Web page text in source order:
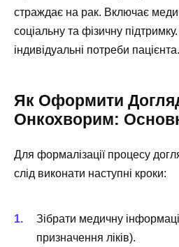
страждає на рак. Включає
соціальну та фізичну
індивідуальні потреби пацієнта.
Як Оформити
Онкохворим:
Для формалізації процесу
слід виконати наступні кроки:
Зібрати медичну
призначення ліків).